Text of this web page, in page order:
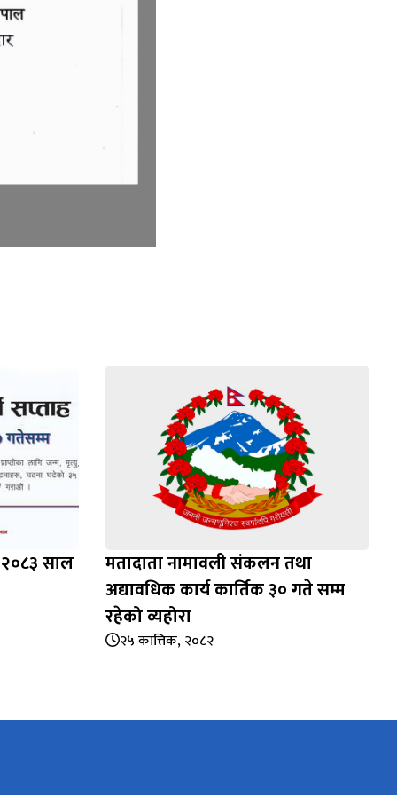
२०८३ साल
मतादाता नामावली संकलन तथा
अद्यावधिक कार्य कार्तिक ३० गते सम्म
रहेको व्यहोरा
२५ कात्तिक, २०८२